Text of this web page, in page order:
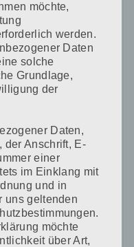
in diesem Browser
möchte,
werden.
Daten
solche
Grundlage,
der
Daten,
der Anschrift, E-
einer
im Einklang mit
und in
uns geltenden
möchte
über Art,